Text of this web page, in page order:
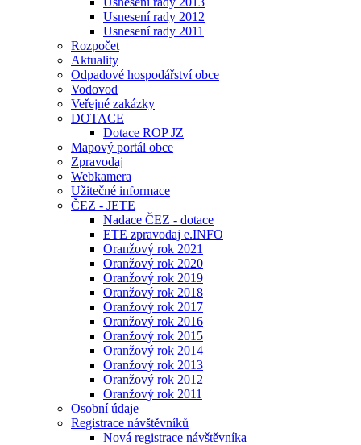
Usnesení rady 2012
Usnesení rady 2011
Rozpočet
Aktuality
Odpadové hospodářství obce
Vodovod
Veřejné zakázky
DOTACE
Dotace ROP JZ
Mapový portál obce
Zpravodaj
Webkamera
Užitečné informace
ČEZ - JETE
Nadace ČEZ - dotace
ETE zpravodaj e.INFO
Oranžový rok 2021
Oranžový rok 2020
Oranžový rok 2019
Oranžový rok 2018
Oranžový rok 2017
Oranžový rok 2016
Oranžový rok 2015
Oranžový rok 2014
Oranžový rok 2013
Oranžový rok 2012
Oranžový rok 2011
Osobní údaje
Registrace návštěvníků
Nová registrace návštěvníka